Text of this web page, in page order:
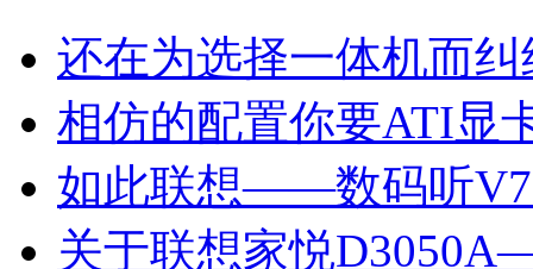
还在为选择一体机而
相仿的配置你要ATI显
如此联想——数码听
关于联想家悦